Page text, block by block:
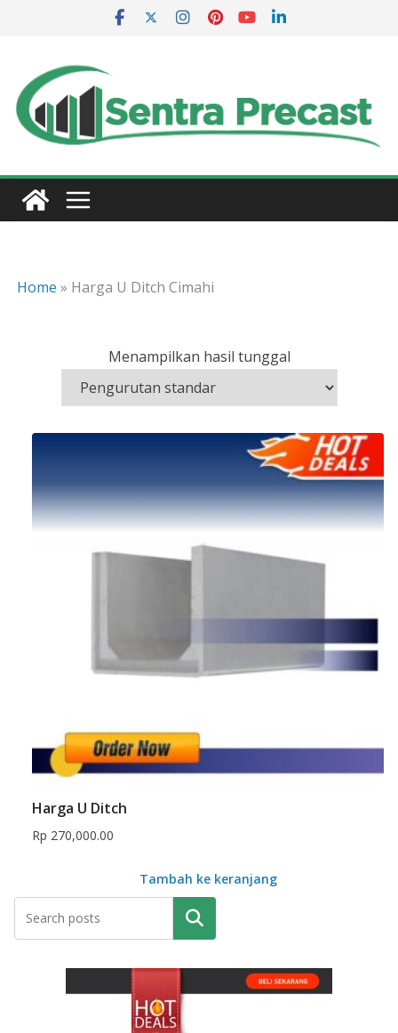
Home » Harga U Ditch Cimahi
Menampilkan hasil tunggal
Harga U Ditch
Rp 270,000.00
Tambah ke keranjang
Pencarian